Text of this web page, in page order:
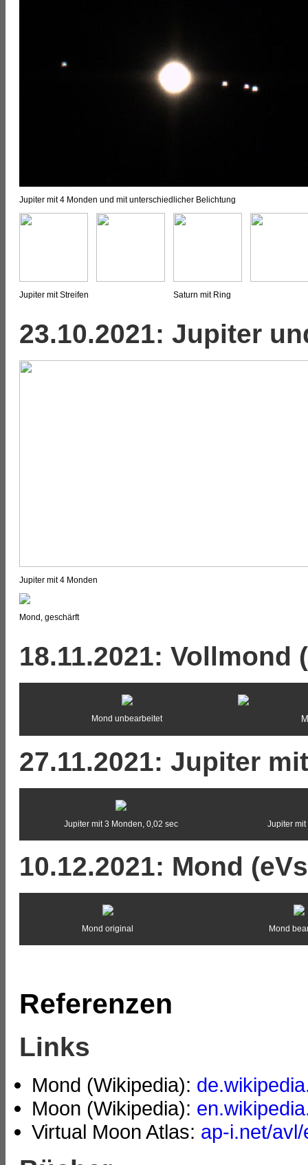
Jupiter mit 4 Monden und mit unterschiedlicher Belichtung
Jupiter mit Streifen Saturn mit Ring
23.10.2021: Jupiter
Jupiter mit 4 Monden
Mond, geschärft
18.11.2021: Vollmond
Mond unbearbeitet
27.11.2021: Jupiter
Jupiter mit 3 Monden, 0,02 sec Jupiter
10.12.2021: Mond
Mond original Mond
Referenzen
Links
Mond (Wikipedia):
Moon (Wikipedia):
Virtual Moon Atlas: ap-i.net/